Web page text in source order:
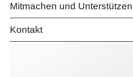
Mitmachen und Unterstützen
Kontakt